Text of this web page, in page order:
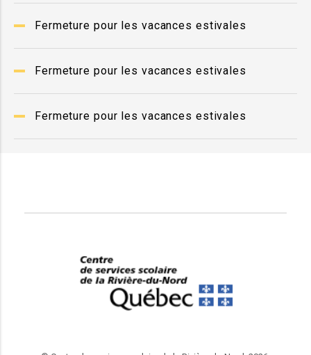
Fermeture pour les vacances estivales
Fermeture pour les vacances estivales
Fermeture pour les vacances estivales